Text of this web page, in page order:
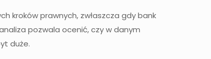
kroków prawnych, zwłaszcza gdy bank
pozwala ocenić, czy w danym
duże.